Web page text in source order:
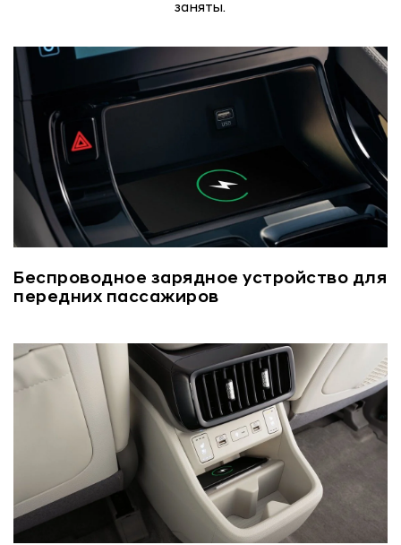
заняты.
Беспроводное зарядное устройство для
передних пассажиров